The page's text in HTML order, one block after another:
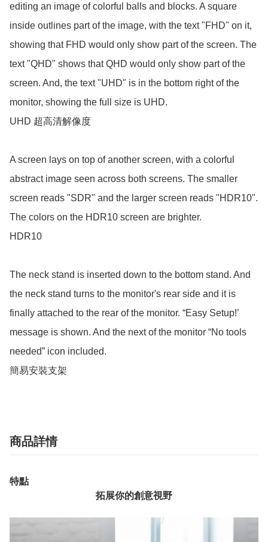
editing an image of colorful balls and blocks. A square
inside outlines part of the image, with the text "FHD" on it,
showing that FHD would only show part of the screen. The
text "QHD" shows that QHD would only show part of the
screen. And, the text "UHD" is in the bottom right of the
monitor, showing the full size is UHD.
UHD 超高清解像度
A screen lays on top of another screen, with a colorful
abstract image seen across both screens. The smaller
screen reads "SDR" and the larger screen reads "HDR10".
The colors on the HDR10 screen are brighter.
HDR10
The neck stand is inserted down to the bottom stand. And
the neck stand turns to the monitor's rear side and it is
finally attached to the rear of the monitor. “Easy Setup!’
message is shown. And the next of the monitor “No tools
needed” icon included.
簡易安裝支架
商品詳情
特點
拓展你的創意視野